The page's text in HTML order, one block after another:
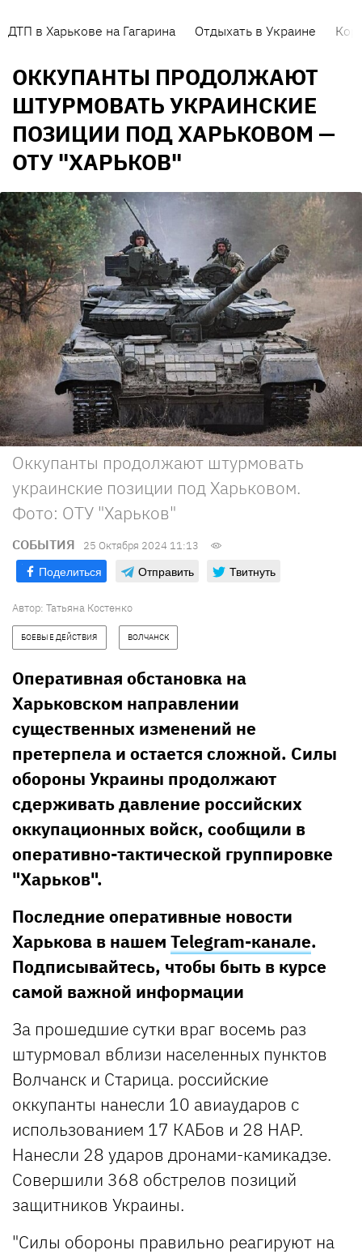
ДТП в Харькове на Гагарина Отдыхать в Украине
ОККУПАНТЫ ПРОДОЛЖАЮТ
ШТУРМОВАТЬ УКРАИНСКИЕ
ПОЗИЦИИ ПОД ХАРЬКОВОМ —
ОТУ "ХАРЬКОВ"
Оккупанты продолжают штурмовать
украинские позиции под Харьковом.
Фото: ОТУ "Харьков"
СОБЫТИЯ 25 Октября 2024 11:13
Поделиться Отправить Твитнуть
Автор: Татьяна Костенко
БОЕВЫЕ ДЕЙСТВИЯ ВОЛЧАНСК
Оперативная обстановка на
Харьковском направлении
существенных изменений не
претерпела и остается сложной. Силы
обороны Украины продолжают
сдерживать давление российских
оккупационных войск, сообщили в
оперативно-тактической группировке
"Харьков".
Последние оперативные новости
Харькова в нашем Telegram-канале.
Подписывайтесь, чтобы быть в курсе
самой важной информации
За прошедшие сутки враг восемь раз
штурмовал вблизи населенных пунктов
Волчанск и Старица. российские
оккупанты нанесли 10 авиаударов с
использованием 17 КАБов и 28 НАР.
Нанесли 28 ударов дронами-камикадзе.
Совершили 368 обстрелов позиций
защитников Украины.
"Силы обороны правильно реагируют на